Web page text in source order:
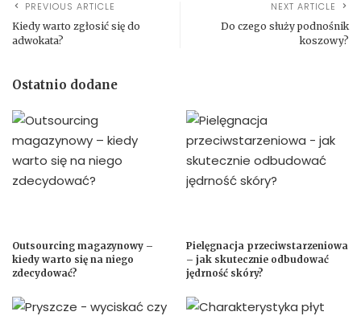
PREVIOUS ARTICLE
Kiedy warto zgłosić się do
adwokata?
NEXT ARTICLE
Do czego służy podnośnik
koszowy?
Ostatnio dodane
Outsourcing magazynowy –
kiedy warto się na niego
zdecydować?
Pielęgnacja przeciwstarzeniowa
– jak skutecznie odbudować
jędrność skóry?